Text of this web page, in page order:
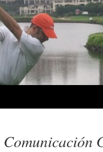
Comunicación